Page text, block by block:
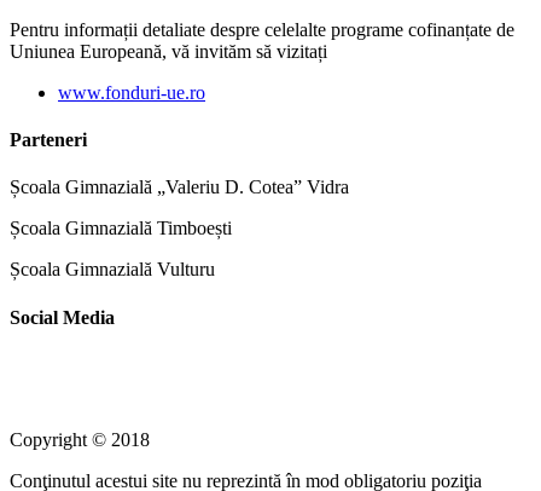
Pentru informații detaliate despre celelalte programe cofinanțate de
Uniunea Europeană, vă invităm să vizitați
www.fonduri-ue.ro
Parteneri
Școala Gimnazială „Valeriu D. Cotea” Vidra
Școala Gimnazială Timboești
Școala Gimnazială Vulturu
Social Media
Copyright © 2018
Conţinutul acestui site nu reprezintă în mod obligatoriu poziţia